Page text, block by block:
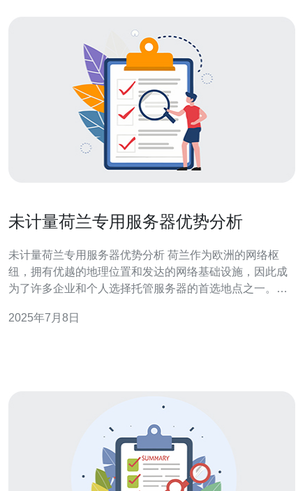
未计量荷兰专用服务器优势分析
未计量荷兰专用服务器优势分析 荷兰作为欧洲的网络枢
纽，拥有优越的地理位置和发达的网络基础设施，因此成
为了许多企业和个人选择托管服务器的首选地点之一。未
点，本文将对其进行详细分析。 未计量荷兰专用服务器采
2025年7月8日